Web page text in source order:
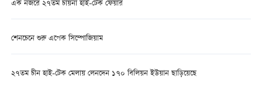
এক নজরে ২৭তম চায়না হাই-টেক ফেয়ার
শেনচেনে শুরু এপেক সিম্পোজিয়াম
২৭তম চীন হাই-টেক মেলায় লেনদেন ১৭০ বিলিয়ন ইউয়ান ছাড়িয়েছে